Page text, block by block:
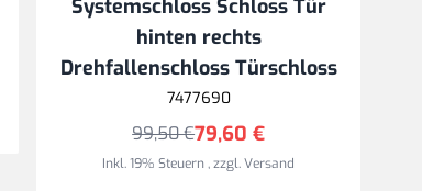
Systemschloss Schloss Tür
hinten rechts
Drehfallenschloss Türschloss
7477690
79,60 €
99,50 €
Inkl. 19% Steuern,zzgl.Versand